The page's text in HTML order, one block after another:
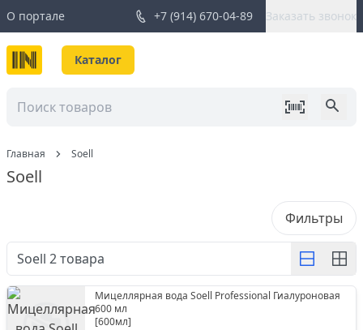
О портале +7 (914) 670-04-89 Заказать звонок
Каталог
Главная Soell
Soell
Фильтры
Soell 2товара
Мицеллярная вода Soell Professional Гиалуроновая
600 мл
[600мл]